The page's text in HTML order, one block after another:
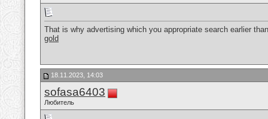
That is why advertising which you appropriate search earlier
gold
18.11.2023, 14:03
sofasa6403
Любитель